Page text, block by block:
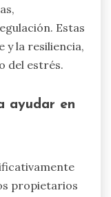
Estas
y la resiliencia,
del estrés.
ayudar en
propietarios